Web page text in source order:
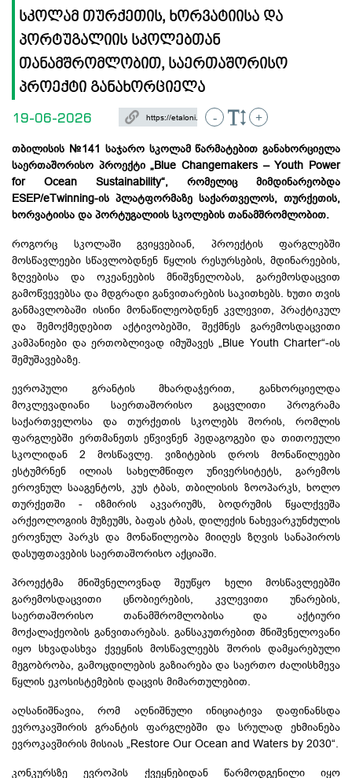
სკოლამ თურქეთის, ხორვატიისა და
პორტუგალიის სკოლებთან
თანამშრომლობით, საერთაშორისო
პროექტი განახორციელა
19-06-2026 - +
თბილისის №141 საჯარო სკოლამ წარმატებით განახორციელა
საერთაშორისო პროექტი „Blue Changemakers – Youth Power
for Ocean Sustainability“, რომელიც მიმდინარეობდა
ESEP/eTwinning-ის პლატფორმაზე საქართველოს, თურქეთის,
ხორვატიისა და პორტუგალიის სკოლების თანამშრომლობით.
როგორც სკოლაში გვიყვებიან, პროექტის ფარგლებში
მოსწავლეები სწავლობდნენ წყლის რესურსების, მდინარეების,
ზღვებისა და ოკეანეების მნიშვნელობას, გარემოსდაცვით
გამოწვევებსა და მდგრადი განვითარების საკითხებს. ხუთი თვის
განმავლობაში ისინი მონაწილეობდნენ კვლევით, პრაქტიკულ
და შემოქმედებით აქტივობებში, შექმნეს გარემოსდაცვითი
კამპანიები და ერთობლივად იმუშავეს „Blue Youth Charter“-ის
შემუშავებაზე.
ევროპული გრანტის მხარდაჭერით, განხორციელდა
მოკლევადიანი საერთაშორისო გაცვლითი პროგრამა
საქართველოსა და თურქეთის სკოლებს შორის, რომლის
ფარგლებში ერთმანეთს ეწვივნენ პედაგოგები და თითოეული
სკოლიდან 2 მოსწავლე. ვიზიტების დროს მონაწილეები
ესტუმრნენ ილიას სახელმწიფო უნივერსიტეტს, გარემოს
ეროვნულ სააგენტოს, კუს ტბას, თბილისის ზოოპარკს, ხოლო
თურქეთში - იზმირის აკვარიუმს, ბოდრუმის წყალქვეშა
არქეოლოგიის მუზეუმს, ბაფას ტბას, დილექის ნახევარკუნძულის
ეროვნულ პარკს და მონაწილეობა მიიღეს ზღვის სანაპიროს
დასუფთავების საერთაშორისო აქციაში.
პროექტმა მნიშვნელოვნად შეუწყო ხელი მოსწავლეებში
გარემოსდაცვითი ცნობიერების, კვლევითი უნარების,
საერთაშორისო თანამშრომლობისა და აქტიური
მოქალაქეობის განვითარებას. განსაკუთრებით მნიშვნელოვანი
იყო სხვადასხვა ქვეყნის მოსწავლეებს შორის დამყარებული
მეგობრობა, გამოცდილების გაზიარება და საერთო ძალისხმევა
წყლის ეკოსისტემების დაცვის მიმართულებით.
აღსანიშნავია, რომ აღნიშნული ინიციატივა დაფინანსდა
ევროკავშირის გრანტის ფარგლებში და სრულად ეხმიანება
ევროკავშირის მისიას „Restore Our Ocean and Waters by 2030“.
კონკურსზე ევროპის ქვეყნებიდან წარმოდგენილი იყო